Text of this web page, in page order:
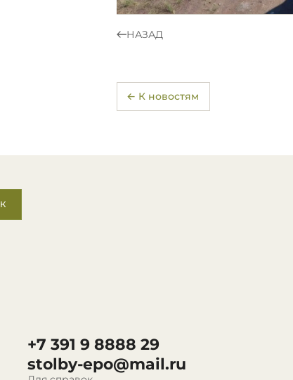
НАЗАД
← К новостям
+7 391 9 8888 29
stolby-epo@mail.ru